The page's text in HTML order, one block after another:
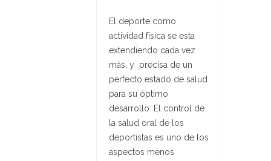
El deporte como
actividad física se esta
extendiendo cada vez
más, y precisa de un
perfecto estado de salud
para su óptimo
desarrollo. El control de
la salud oral de los
deportistas es uno de los
aspectos menos